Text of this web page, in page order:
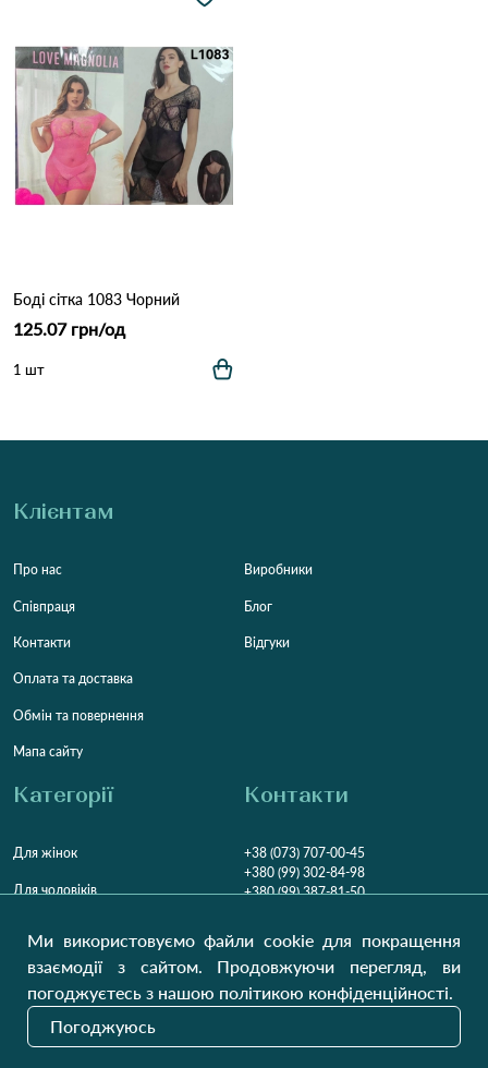
Боді сітка 1083 Чорний
125.07 грн/од
1 шт
Клієнтам
Про нас
Співпраця
Контакти
Оплата та доставка
Обмін та повернення
Мапа сайту
Виробники
Блог
Відгуки
Категорії
Для жінок
Для чоловіків
Домашній текстиль
Контакти
+38 (073) 707-00-45
+380 (99) 302-84-98
+380 (99) 387-81-50
Пн-Пт9:00 - 16:00
НДВихідний
Ми використовуємо файли cookie для покращення
взаємодії з сайтом. Продовжуючи перегляд, ви
погоджуєтесь з нашою політикою конфіденційності.
Погоджуюсь